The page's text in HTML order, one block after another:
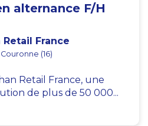
alternance F/H
Retail France
(16)
Retail France, une
de plus de 50 000...